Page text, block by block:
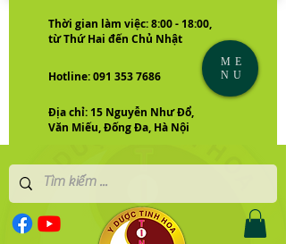
Thời gian làm việc: 8:00 - 18:00,
từ Thứ Hai đến Chủ Nhật
Hotline: 091 353 7686
Địa chỉ: 15 Nguyễn Như Đổ,
Văn Miếu, Đống Đa, Hà Nội
ME
NU